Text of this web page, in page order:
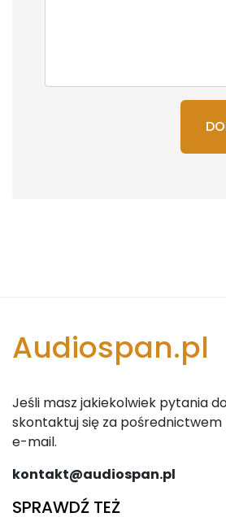
Audiospan.pl
Jeśli masz jakiekolwiek pytania
skontaktuj się za pośrednictwem
e-mail.
kontakt@audiospan.pl
SPRAWDŹ TEŻ